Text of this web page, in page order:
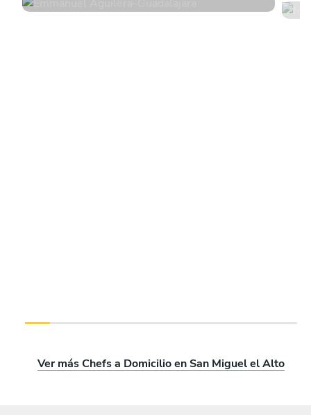
Ver más Chefs a Domicilio en San Miguel el Alto